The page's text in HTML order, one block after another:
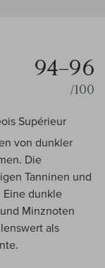
94–96
/100
Supérieur
von dunkler
Die
Tanninen und
Eine dunkle
Minznoten
als